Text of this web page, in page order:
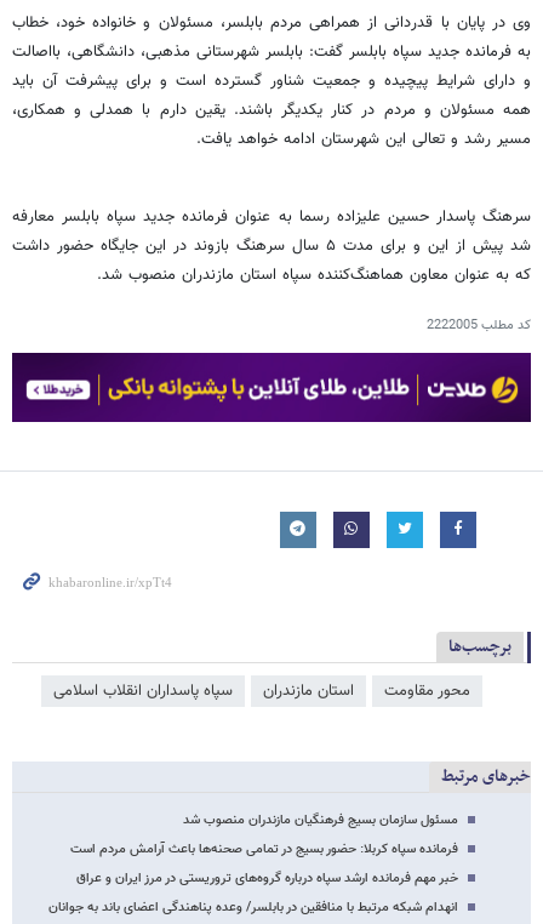
وی در پایان با قدردانی از همراهی مردم بابلسر، مسئولان و خانواده خود، خطاب
به فرمانده جدید سپاه بابلسر گفت: بابلسر شهرستانی مذهبی، دانشگاهی، بااصالت
و دارای شرایط پیچیده و جمعیت شناور گسترده است و برای پیشرفت آن باید
همه مسئولان و مردم در کنار یکدیگر باشند. یقین دارم با همدلی و همکاری،
مسیر رشد و تعالی این شهرستان ادامه خواهد یافت.
سرهنگ پاسدار حسین علیزاده رسما به عنوان فرمانده جدید سپاه بابلسر معارفه
شد پیش از این و برای مدت ۵ سال سرهنگ بازوند در این جایگاه حضور داشت
که به عنوان معاون هماهنگ‌کننده سپاه استان مازندران منصوب شد.
کد مطلب2222005
برچسب‌ها
محور مقاومت استان مازندران سپاه پاسداران انقلاب اسلامی
خبرهای مرتبط
مسئول سازمان بسیج فرهنگیان مازندران منصوب شد
فرمانده سپاه کربلا: حضور بسیج در تمامی صحنه‌ها باعث آرامش مردم است
خبر مهم فرمانده ارشد سپاه درباره گروه‌های تروریستی در مرز ایران و عراق
انهدام شبکه مرتبط با ‌منافقین در بابلسر/ وعده پناهندگی اعضای باند به جوانان